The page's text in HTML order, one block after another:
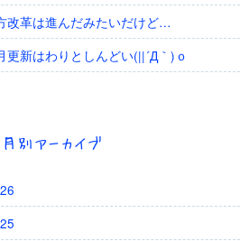
改革は進んだみたいだけど…
更新はわりとしんどい(||´Д｀)ｏ
月別アーカイブ